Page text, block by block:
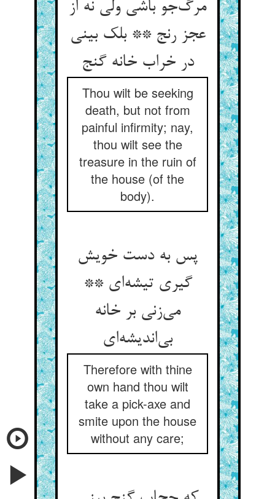
مرگ‌جو باشی ولی نه از
عجز رنج ** بلک بینی
در خراب خانه گنج
Thou wilt be seeking
death, but not from
painful infirmity; nay,
thou wilt see the
treasure in the ruin of
the house (of the
body).
پس به دست خویش
گیری تیشه‌ای **
می‌زنی بر خانه
بی‌اندیشه‌ای
Therefore with thine
own hand thou wilt
take a pick-axe and
smite upon the house
without any care;